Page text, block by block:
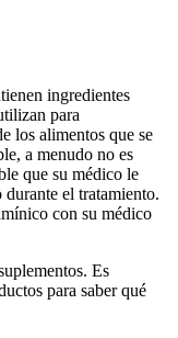
ingredientes
para
los alimentos que se
a menudo no es
que su médico le
el tratamiento.
con su médico
Es
para saber qué